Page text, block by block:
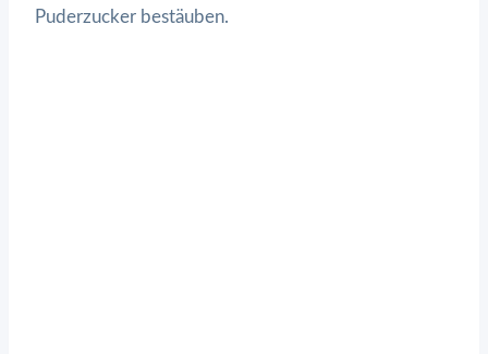
Puderzucker bestäuben.